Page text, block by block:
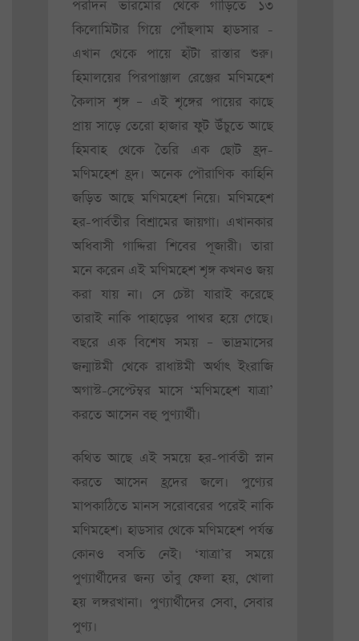
পরদিন ভারমোর থেকে গাড়িতে ১৩
কিলোমিটার গিয়ে পৌঁছলাম হাডসার -
এখান থেকে পায়ে হাঁটা রাস্তার শুরু।
হিমালয়ের পিরপাঞ্জাল রেঞ্জের মণিমহেশ
কৈলাস শৃঙ্গ – এই শৃঙ্গের পায়ের কাছে
প্রায় সাড়ে তেরো হাজার ফুট উঁচুতে আছে
হিমবাহ থেকে তৈরি এক ছোট হ্রদ-
মণিমহেশ হ্রদ। অনেক পৌরাণিক কাহিনি
জড়িত আছে মণিমহেশ নিয়ে। মণিমহেশ
হর-পার্বতীর বিশ্রামের জায়গা। এখানকার
অধিবাসী গাদ্দিরা শিবের পূজারী। তারা
মনে করেন এই মণিমহেশ শৃঙ্গ কখনও জয়
করা যায় না। সে চেষ্টা যারাই করেছে
তারাই নাকি পাহাড়ের পাথর হয়ে গেছে।
বছরে এক বিশেষ সময় – ভাদ্রমাসের
জন্মাষ্টমী থেকে রাধাষ্টমী অর্থাৎ ইংরাজি
অগাস্ট-সেপ্টেম্বর মাসে ‘মণিমহেশ যাত্রা’
করতে আসেন বহু পুণ্যার্থী।
কথিত আছে এই সময়ে হর-পার্বতী স্নান
করতে আসেন হ্রদের জলে। পুণ্যের
মাপকাঠিতে মানস সরোবরের পরেই নাকি
মণিমহেশ। হাডসার থেকে মণিমহেশ পর্যন্ত
কোনও বসতি নেই। ‘যাত্রা’র সময়ে
পুণ্যার্থীদের জন্য তাঁবু ফেলা হয়, খোলা
হয় লঙ্গরখানা। পুণ্যার্থীদের সেবা, সেবার
পুণ্য।